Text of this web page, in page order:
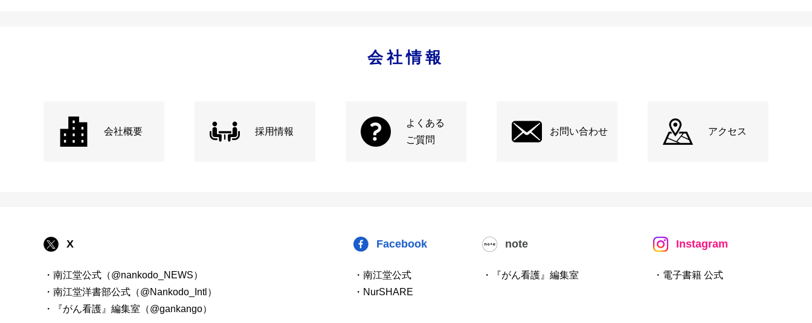
会社情報
会社概要 採用情報
よくある
ご質問
お問い合わせ アクセス
X
・南江堂公式（@nankodo_NEWS）
・南江堂洋書部公式（@Nankodo_Intl）
・『がん看護』編集室（@gankango）
Facebook
・南江堂公式
・NurSHARE
note
・『がん看護』編集室
Instagram
・電子書籍 公式